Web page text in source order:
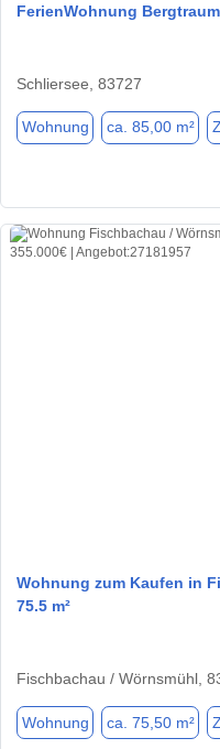
FerienWohnung
Schliersee, 83727
Wohnung ca. 85,00 m²
Wohnung zum Kaufen in
75.5 m²
Fischbachau / Wörnsmühl,
Wohnung ca. 75,50 m²